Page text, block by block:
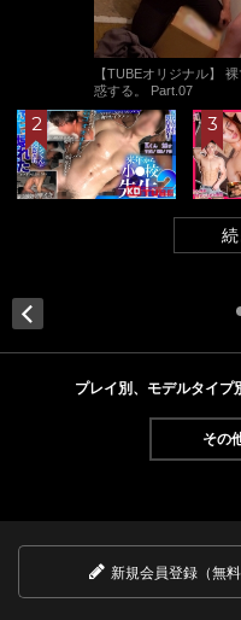
【TUBEオリジナル】
惑する。 Part.07
プレイ別、モデルタイプ
その
新規会員登録（無料